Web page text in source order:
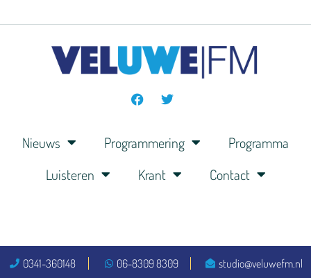
Nieuws Programmering
Programma
Luisteren
Krant Contact
0341-360148 06-8309 8309
studio@veluwefm.nl